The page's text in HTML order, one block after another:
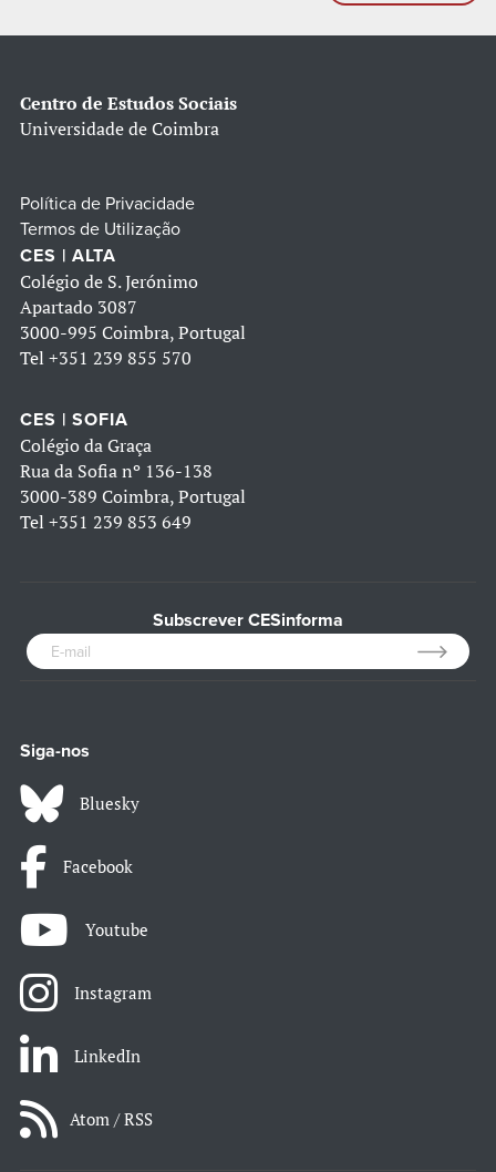
Centro de Estudos Sociais
Universidade de Coimbra
Política de Privacidade
Termos de Utilização
CES | ALTA
Colégio de S. Jerónimo
Apartado 3087
3000-995 Coimbra, Portugal
Tel +351 239 855 570
CES | SOFIA
Colégio da Graça
Rua da Sofia nº 136-138
3000-389 Coimbra, Portugal
Tel +351 239 853 649
Subscrever CESinforma
Siga-nos
Bluesky
Facebook
Youtube
Instagram
LinkedIn
Atom / RSS